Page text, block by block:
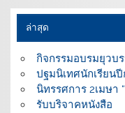
ล่าสุด
กิจกรรมอบรมยุวบ
ปฐมนิเทศนักเรียน
นิทรรศการ 2เมษา
รับบริจาคหนังสือ